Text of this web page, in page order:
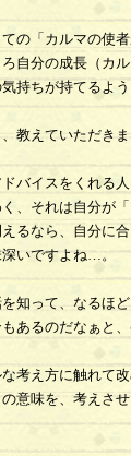
の「カルマの使
自分の成長（カ
持ちが持てるよう
教えていただきま
バイスをくれる
、それは自分が
るなら、自分に
いですよね…。
知って、なるほ
あるのだなぁと、
考え方に触れて
意味を、考えさせ